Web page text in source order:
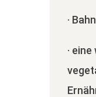
·
·